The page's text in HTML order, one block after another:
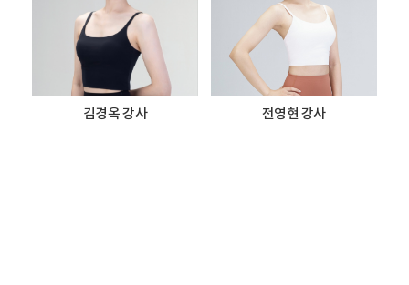
김경옥 강사 전영현 강사